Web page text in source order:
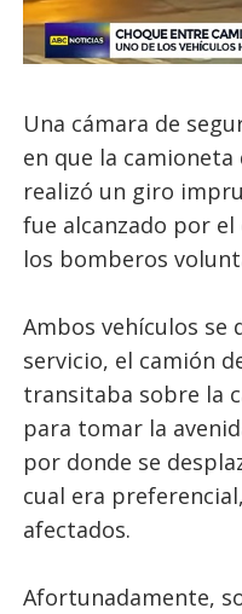
Una cámara de
en que la
realizó un giro
fue alcanzado por
los bomberos
Ambos vehículos se
servicio, el camión
transitaba sobre la
para tomar la
por donde se
cual era
afectados.
Afortunadamente,